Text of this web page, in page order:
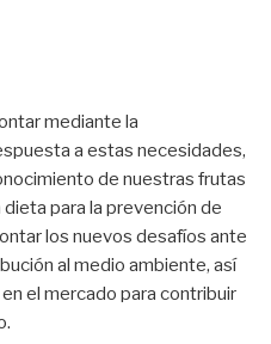
mediante la
a estas necesidades,
de nuestras frutas
para la prevención de
los nuevos desafíos ante
al medio ambiente, así
el mercado para contribuir